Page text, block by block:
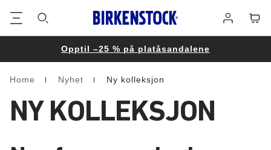
Opptil –25 % på platåsandalene
Homepage
Home Nyhet Ny kolleksjon
NY KOLLEKSJON